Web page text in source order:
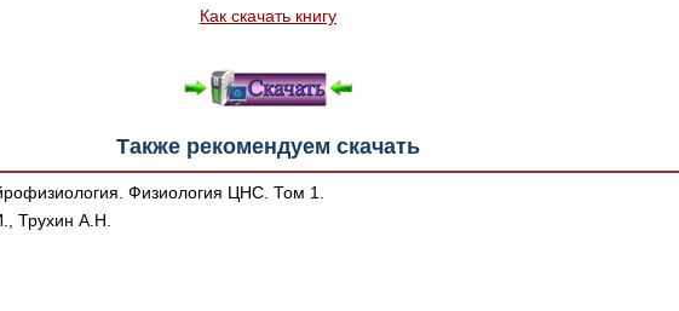
Как скачать книгу
Также рекомендуем скачать
Физиология ЦНС. Том 1.
Трухин А.Н.